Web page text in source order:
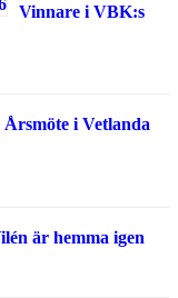
Vinnare i VBK:s
Årsmöte i Vetlanda
är hemma igen